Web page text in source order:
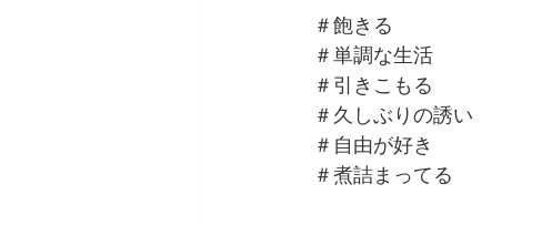
＃飽きる
＃単調な生活
＃引きこもる
＃久しぶりの誘い
＃自由が好き
＃煮詰まってる